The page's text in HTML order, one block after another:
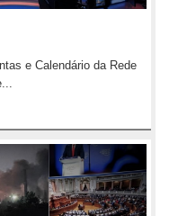
e Calendário da Rede